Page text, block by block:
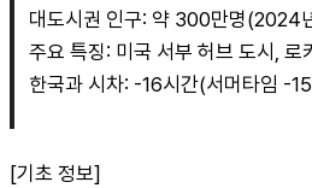
대도시권 인구: 약 300만명(2024
주요 특징: 미국 서부 허브 도시, 로
한국과 시차: -16시간(서머타임 -
[기초 정보]